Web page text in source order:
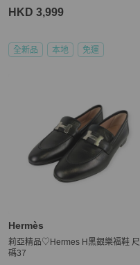
HKD 3,999
全新品 本地 免運
Hermès
莉亞精品♡Hermes H黑銀樂福鞋 尺
碼37